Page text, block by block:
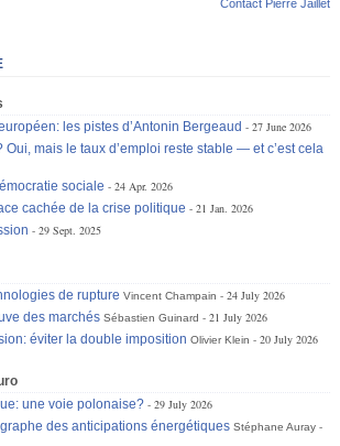
Contact Pierre Jaillet
les pistes d’Antonin Bergeaud
27 June 2026
mais le taux d’emploi reste stable — et c’est cela
sociale
24 Apr. 2026
cachée de la crise politique
21 Jan. 2026
29 Sept. 2025
de rupture Vincent Champain
24 July 2026
des marchés Sébastien Guinard
21 July 2026
éviter la double imposition Olivier Klein 20 July 2026
une voie polonaise?
29 July 2026
des anticipations énergétiques Stéphane Auray